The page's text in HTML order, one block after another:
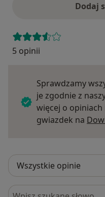
Dodaj
5 opinii
Sprawdzamy
je zgodnie z
więcej o
gwiazdek na
Szukaj w opiniach